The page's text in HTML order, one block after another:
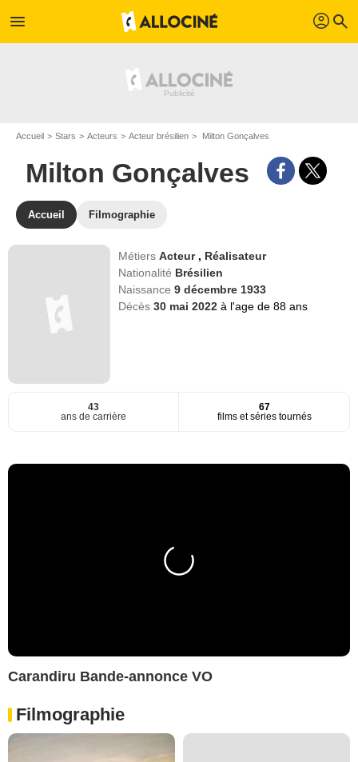
menu profil search
Accueil Stars Acteurs Acteur brésilien Milton Gonçalves
Milton Gonçalves
Accueil Filmographie
MétiersActeur , Réalisateur
Nationalité Brésilien
Naissance9 décembre 1933
Décès30 mai 2022à l'age de 88 ans
43
ans de carrière
67
films et séries tournés
Carandiru Bande-annonce VO
Filmographie